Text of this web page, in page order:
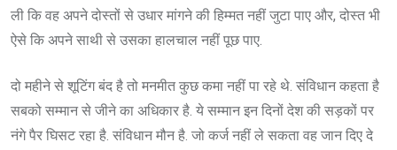
ली कि वह अपने दोस्तों से उधार मांगने की हिम्मत नहीं जुटा पाए और, दोस्त भी
ऐसे कि अपने साथी से उसका हालचाल नहीं पूछ पाए.
दो महीने से शूटिंग बंद है तो मनमीत कुछ कमा नहीं पा रहे थे. संविधान कहता है
सबको सम्मान से जीने का अधिकार है. ये सम्मान इन दिनों देश की सड़कों पर
नंगे पैर घिसट रहा है. संविधान मौन है. जो कर्ज नहीं ले सकता वह जान दिए दे